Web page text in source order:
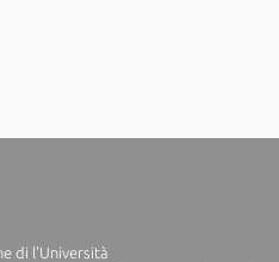
di l'Università